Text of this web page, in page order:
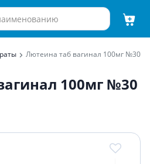
Лютеина таб вагинал 100мг №30
100мг №30